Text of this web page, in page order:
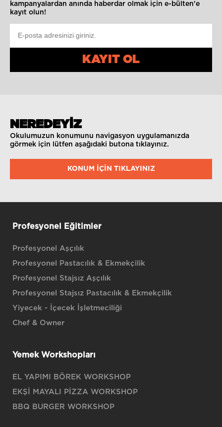
kampanyalardan anında haberdar olmak için e-bülten'e
kayıt olun!
KAYIT OL
NEREDEYİZ
Okulumuzun konumunu navigasyon uygulamanızda
görmek için lütfen aşağıdaki butona tıklayınız.
KONUM IÇIN TIKLAYINIZ
Profesyonel Eğitimler
Profesyonel Aşçılık
Profesyonel Pastacılık & Ekmekçilik
Profesyonel Stajsız Aşçılık
Profesyonel Stajsız Pastacılık & Ekmekçilik
Yiyecek - İçecek İşletmeciliği
Chef & Owner
Yemek Workshopları
EL YAPIMI BÖREK WORKSHOP
EKŞİ MAYALI PİZZA WORKSHOP
BBQ BURGER WORKSHOP